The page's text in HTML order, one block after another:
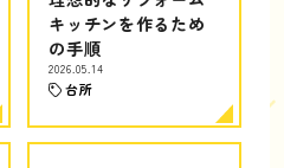
キッチンを作るため
の手順
2026.05.14
台所